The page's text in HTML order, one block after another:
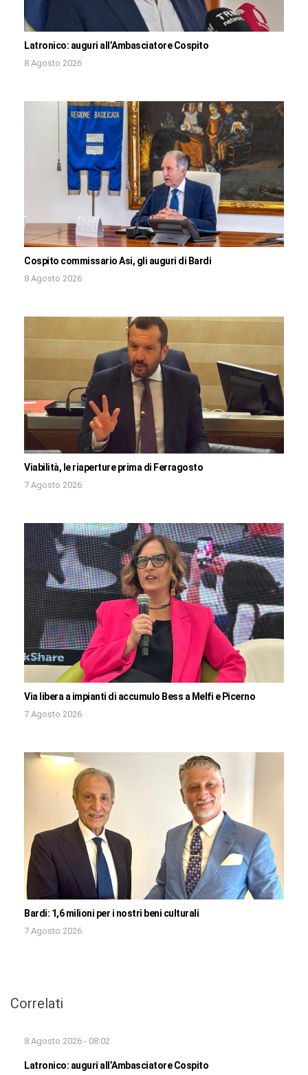
Latronico: auguri all’Ambasciatore Cospito
8 Agosto 2026
Cospito commissario Asi, gli auguri di Bardi
8 Agosto 2026
Viabilità, le riaperture prima di Ferragosto
7 Agosto 2026
Via libera a impianti di accumulo Bess a Melfi e Picerno
7 Agosto 2026
Bardi: 1,6 milioni per i nostri beni culturali
7 Agosto 2026
Correlati
8 Agosto 2026 - 08:02
Latronico: auguri all’Ambasciatore Cospito